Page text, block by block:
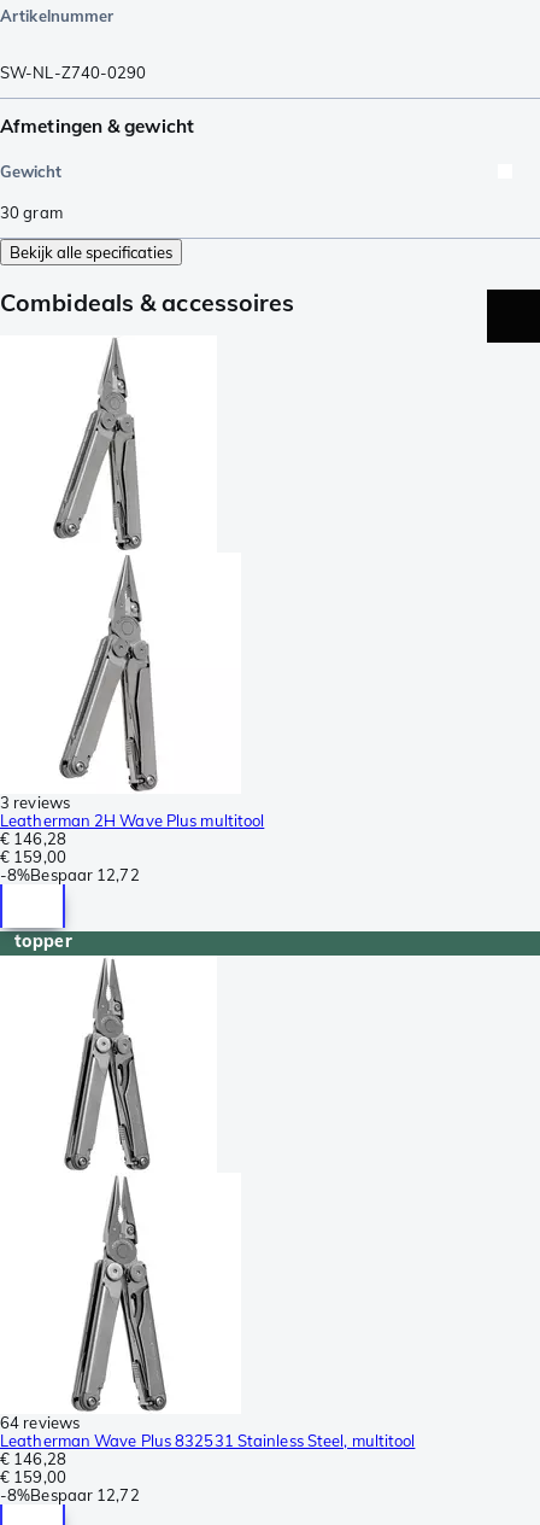
Artikelnummer
SW-NL-Z740-0290
Afmetingen & gewicht
Gewicht
30gram
Bekijk alle specificaties
Combideals & accessoires
3 reviews
Leatherman 2H Wave Plus multitool
€ 146,28
€ 159,00
-8%Bespaar 12,72
topper
64 reviews
Leatherman Wave Plus 832531 Stainless Steel, multitool
€ 146,28
€ 159,00
-8%Bespaar 12,72